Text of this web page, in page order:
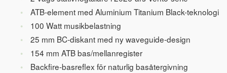
ATB-element med Aluminium Titanium Black-teknologi
100 Watt musikbelastning
25 mm BC-diskant med ny waveguide-design
154 mm ATB bas/mellanregister
Backfire-basreflex för naturlig basåtergivning